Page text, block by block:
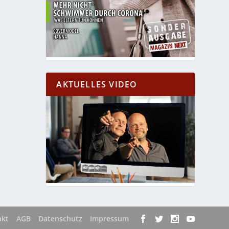
AKTUELLES VIDEO
AGB Datenschutz Impressum